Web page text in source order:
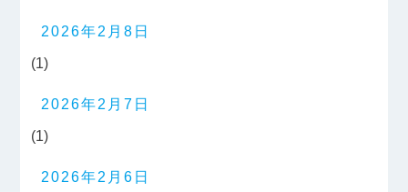
2026年2月8日
(1)
2026年2月7日
(1)
2026年2月6日